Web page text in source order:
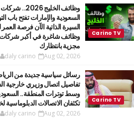
وظائف الخليج
السعودية والإمارات تفتح باب
السيرة الذاتية الآن فرصة
وظائف شاغرة في أكبر شركات
مجزية بانتظارك
daly carino Aug 02, 2026
رسائل سياسية جديدة من
تفاصيل اتصال وزيري خارجية
وسط توترات المنطقة..
تكثفان الاتصالات
daly carino Aug 02, 2026